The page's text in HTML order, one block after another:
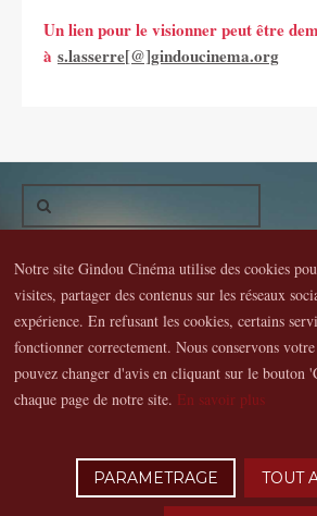
Un lien pour le visionner peut être
à s.lasserre[@]gindoucinema.org
Gindou Cinéma Contacts Lettre
Partenaires
Adhérer
Hommage à Guy Cavagnac
Copyright © 2016 Gindou Cinéma | Gindou
Lyncee, Infographie: PAO, Multimédia &
Notre site Gindou Cinéma utilise des cookies
visites, partager des contenus sur les réseaux
expérience. En refusant les cookies, certains
fonctionner correctement. Nous conservons
pouvez changer d'avis en cliquant sur le bouton
chaque page de notre site. En savoir plus
PARAMETRAGE TOUT